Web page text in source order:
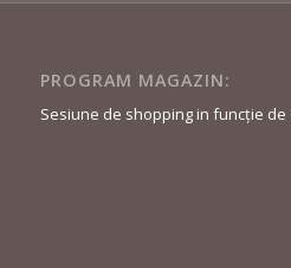
PROGRAM MAGAZIN:
Sesiune de shopping in funcție